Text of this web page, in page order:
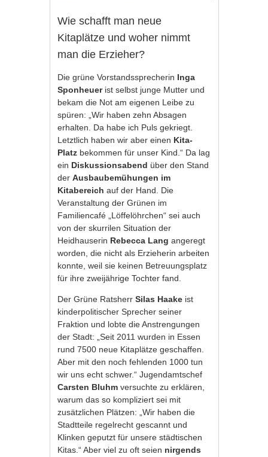
Wie schafft man neue
Kitaplätze und woher nimmt
man die Erzieher?
Die grüne Vorstandssprecherin Inga
Sponheuerist selbst junge Mutter und
bekam die Not am eigenen Leibe zu
spüren: „Wir haben zehn Absagen
erhalten. Da habe ich Puls gekriegt.
Letztlich haben wir aber einen Kita-
Platz bekommen für unser Kind.“ Da lag
ein Diskussionsabend über den Stand
derAusbaubemühungen im
Kitabereich auf der Hand. Die
Veranstaltung der Grünen im
Familiencafé „Löffelöhrchen“ sei auch
von der skurrilen Situation der
Heidhauserin Rebecca Langangeregt
worden, die nicht als Erzieherin arbeiten
konnte, weil sie keinen Betreuungsplatz
für ihre zweijährige Tochter fand.
Der Grüne RatsherrSilas Haake ist
kinderpolitischer Sprecher seiner
Fraktion und lobte die Anstrengungen
der Stadt: „Seit 2011 wurden in Essen
rund 7500 neue Kitaplätze geschaffen.
Aber mit den noch fehlenden 1000 tun
wir uns echt schwer.“ Jugendamtschef
Carsten Bluhm versuchte zu erklären,
warum das so kompliziert sei mit
zusätzlichen Plätzen: „Wir haben die
Stadtteile regelrecht gescannt und
Klinken geputzt für unsere städtischen
Kitas.“ Aber viel zu oft seien nirgends